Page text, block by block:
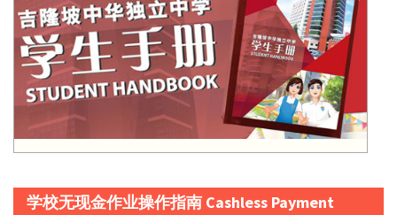
学校无现金作业操作指南 Cashless Payment